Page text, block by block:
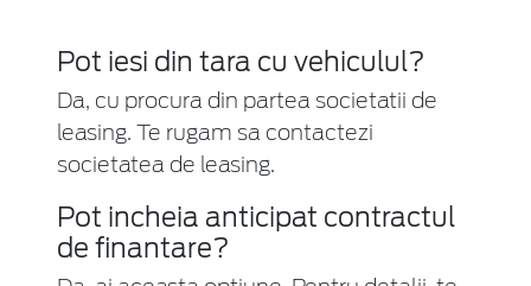
Pot iesi din tara cu vehiculul?
Da, cu procura din partea societatii de
leasing. Te rugam sa contactezi
societatea de leasing.
Pot incheia anticipat contractul
de finantare?